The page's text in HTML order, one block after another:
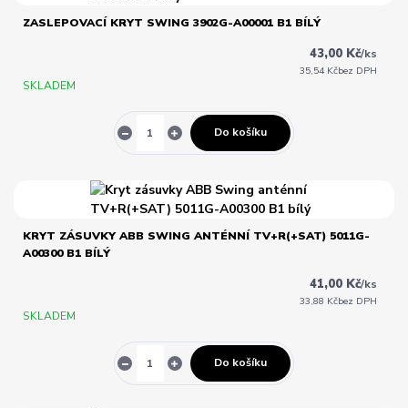
ZASLEPOVACÍ KRYT SWING 3902G-A00001 B1 BÍLÝ
43,00 Kč/ks
35,54 Kčbez DPH
SKLADEM
Do košíku
KRYT ZÁSUVKY ABB SWING ANTÉNNÍ TV+R(+SAT) 5011G-
A00300 B1 BÍLÝ
41,00 Kč/ks
33,88 Kčbez DPH
SKLADEM
Do košíku